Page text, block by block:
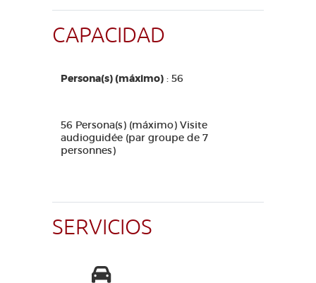
CAPACIDAD
Persona(s) (máximo) : 56
56 Persona(s) (máximo) Visite
audioguidée (par groupe de 7
personnes)
SERVICIOS